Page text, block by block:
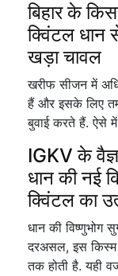
बिहार के
क्विंटल धान
खड़ा चावल
खरीफ सीजन में
हैं और इसके लिए
बुवाई करते हैं. ऐसे
IGKV के
धान की नई
क्विंटल का
धान की विष्णुभोग
दरअसल, इस किस्म
तक होती है. यही